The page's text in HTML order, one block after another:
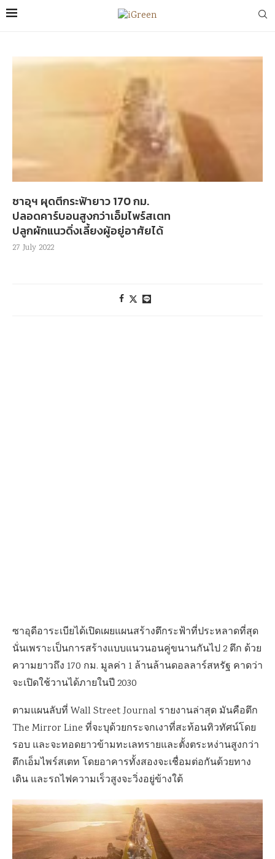
ซาอุฯ ผุดตึกระฟ้ายาว 170 กม.
ปลอดคาร์บอนสูงกว่าเอ็มไพร์สเตท
ปลูกผักแนวดิ่งเลี้ยงผู้อยู่อาศัยได้
27 July 2022
ซาอุดีอาระเบียได้เปิดเผยแผนสร้างตึกระฟ้าที่ประหลาดที่สุด
นั่นเพราะเป็นการสร้างแบบแนวนอนคู่ขนานกันไป 2 ตึก ด้วย
ความยาวถึง 170 กม. มูลค่า 1 ล้านล้านดอลลาร์สหรัฐ คาดว่า
จะเปิดใช้วานได้ภายในปี 2030
ตามแผนลับที่ Wall Street Journal รายงานล่าสุด มันคือตึก
The Mirror Line ที่จะบุด้วยกระจกเงาที่สะท้อนทิวทัศน์โดย
รอบ และจะทอดยาวข้ามทะเลทรายและตั้งตระหง่านสูงกว่า
ตึกเอ็มไพร์สเตท โดยอาคารทั้งสองจะเชื่อมต่อกันด้วยทาง
เดิน และรถไฟความเร็วสูงจะวิ่งอยู่ข้างใต้